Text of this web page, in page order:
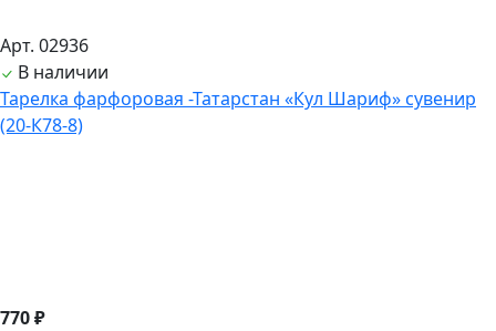
Арт. 02936
В наличии
Тарелка фарфоровая -Татарстан «Кул Шариф» сувенир
(20-К78-8)
770 ₽